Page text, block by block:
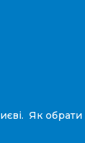
Як обрати